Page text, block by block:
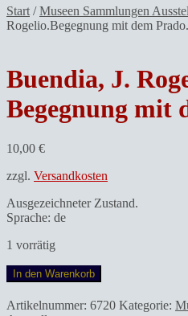
Start /Museen Sammlungen
Rogelio.Begegnung mit dem Prado.
Buendia, J.
Begegnung mit
10,00 €
zzgl. Versandkosten
Ausgezeichneter Zustand.
Sprache: de
1 vorrätig
Buendia,
J.
Rogelio.Begegnung
In den Warenkorb
Artikelnummer: 6720 Kategorie: